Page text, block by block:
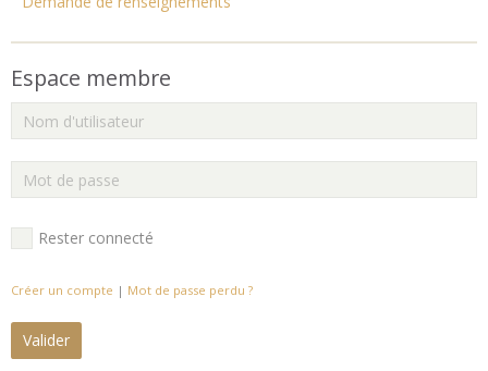
Espace membre
Rester connecté
Créer un compte | Mot de passe perdu ?
Valider